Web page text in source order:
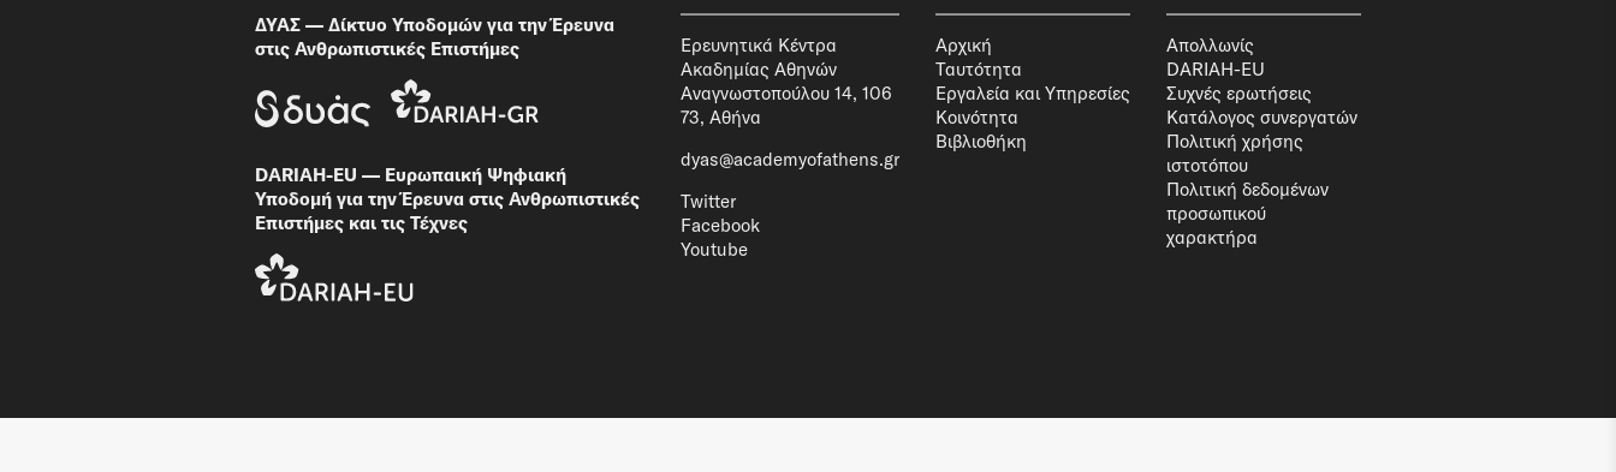
ΔΥΑΣ — Δίκτυο Υποδομών για την Έρευνα
στις Ανθρωπιστικές Επιστήμες
DARIAH-EU — Ευρωπαική Ψηφιακή
Υποδομή για την Έρευνα στις Ανθρωπιστικές
Επιστήμες και τις Τέχνες
Ερευνητικά Κέντρα
Ακαδημίας Αθηνών
Αναγνωστοπούλου 14, 106
73, Αθήνα
dyas@academyofathens.gr
Twitter
Facebook
Youtube
Αρχική
Ταυτότητα
Εργαλεία και Υπηρεσίες
Κοινότητα
Βιβλιοθήκη
Απολλωνίς
DARIAH-EU
Συχνές ερωτήσεις
Κατάλογος συνεργατών
Πολιτική χρήσης
ιστοτόπου
Πολιτική δεδομένων
προσωπικού
χαρακτήρα